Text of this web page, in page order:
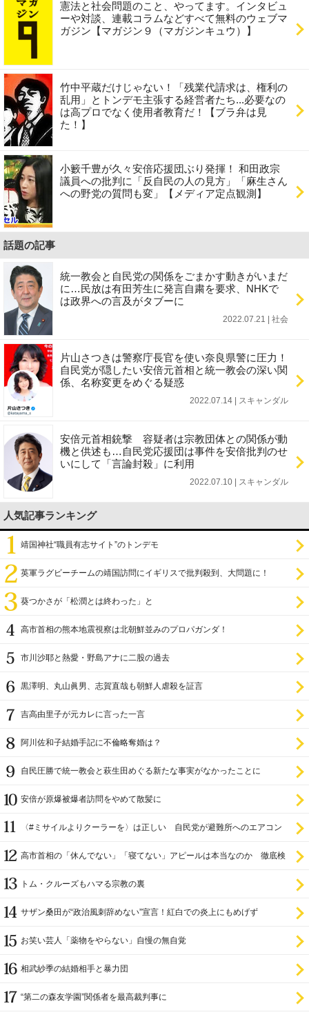
憲法と社会問題のこと、やってます。インタビュ
ーや対談、連載コラムなどすべて無料のウェブマ
ガジン【マガジン９（マガジンキュウ）】
竹中平蔵だけじゃない！「残業代請求は、権利の
乱用」とトンデモ主張する経営者たち...必要なの
は高プロでなく使用者教育だ！【ブラ弁は見
た！】
小籔千豊が久々安倍応援団ぶり発揮！ 和田政宗
議員への批判に「反自民の人の見方」「麻生さん
への野党の質問も変」【メディア定点観測】
話題の記事
統一教会と自民党の関係をごまかす動きがいまだ
に…民放は有田芳生に発言自粛を要求、NHKで
は政界への言及がタブーに
2022.07.21 | 社会
片山さつきは警察庁長官を使い奈良県警に圧力！
自民党が隠したい安倍元首相と統一教会の深い関
係、名称変更をめぐる疑惑
2022.07.14 | スキャンダル
安倍元首相銃撃 容疑者は宗教団体との関係が動
機と供述も…自民党応援団は事件を安倍批判のせ
いにして「言論封殺」に利用
2022.07.10 | スキャンダル
人気記事ランキング
靖国神社“職員有志サイト”のトンデモ
英軍ラグビーチームの靖国訪問にイギリスで批判殺到、大問題に！
葵つかさが「松潤とは終わった」と
高市首相の熊本地震視察は北朝鮮並みのプロパガンダ！
市川沙耶と熱愛・野島アナに二股の過去
黒澤明、丸山眞男、志賀直哉も朝鮮人虐殺を証言
吉高由里子が元カレに言った一言
阿川佐和子結婚手記に不倫略奪婚は？
自民圧勝で統一教会と萩生田めぐる新たな事実がなかったことに
安倍が原爆被爆者訪問をやめて散髪に
〈#ミサイルよりクーラーを〉は正しい 自民党が避難所へのエアコン
高市首相の「休んでない」「寝てない」アピールは本当なのか 徹底検
トム・クルーズもハマる宗教の裏
サザン桑田が“政治風刺辞めない”宣言！紅白での炎上にもめげず
お笑い芸人「薬物をやらない」自慢の無自覚
相武紗季の結婚相手と暴力団
“第二の森友学園”関係者を最高裁判事に